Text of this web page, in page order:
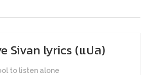
Sivan lyrics (แปล)
to listen alone